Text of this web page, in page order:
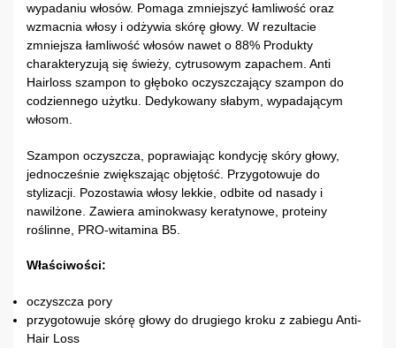
wypadaniu włosów. Pomaga zmniejszyć łamliwość oraz
wzmacnia włosy i odżywia skórę głowy. W rezultacie
zmniejsza łamliwość włosów nawet o 88% Produkty
charakteryzują się świeży, cytrusowym zapachem. Anti
Hairloss szampon to głęboko oczyszczający szampon do
codziennego użytku. Dedykowany słabym, wypadającym
włosom.
Szampon oczyszcza, poprawiając kondycję skóry głowy,
jednocześnie zwiększając objętość. Przygotowuje do
stylizacji. Pozostawia włosy lekkie, odbite od nasady i
nawilżone. Zawiera aminokwasy keratynowe, proteiny
roślinne, PRO-witamina B5.
Właściwości:
oczyszcza pory
przygotowuje skórę głowy do drugiego kroku z zabiegu Anti-
Hair Loss